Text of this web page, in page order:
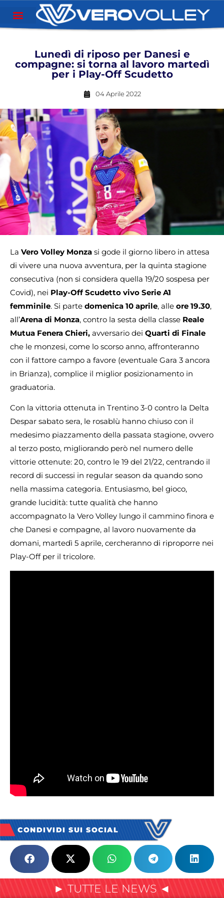
Lunedì di riposo per Danesi e
compagne: si torna al lavoro martedì
per i Play-Off Scudetto
04 Aprile 2022
La Vero Volley Monza si gode il giorno libero in attesa
di vivere una nuova avventura, per la quinta stagione
consecutiva (non si considera quella 19/20 sospesa per
Covid), nei Play-Off Scudetto vivo Serie A1
femminile. Si parte domenica 10 aprile, alle ore 19.30,
all’Arena di Monza, contro la sesta della classe Reale
Mutua Fenera Chieri, avversario dei Quarti di Finale
che le monzesi, come lo scorso anno, affronteranno
con il fattore campo a favore (eventuale Gara 3 ancora
in Brianza), complice il miglior posizionamento in
graduatoria.
Con la vittoria ottenuta in Trentino 3-0 contro la Delta
Despar sabato sera, le rosablù hanno chiuso con il
medesimo piazzamento della passata stagione, ovvero
al terzo posto, migliorando però nel numero delle
vittorie ottenute: 20, contro le 19 del 21/22, centrando il
record di successi in regular season da quando sono
nella massima categoria. Entusiasmo, bel gioco,
grande lucidità: tutte qualità che hanno
accompagnato la Vero Volley lungo il cammino finora e
che Danesi e compagne, al lavoro nuovamente da
domani, martedì 5 aprile, cercheranno di riproporre nei
Play-Off per il tricolore.
CONDIVIDI SUI SOCIAL
► TUTTE LE NEWS ◄